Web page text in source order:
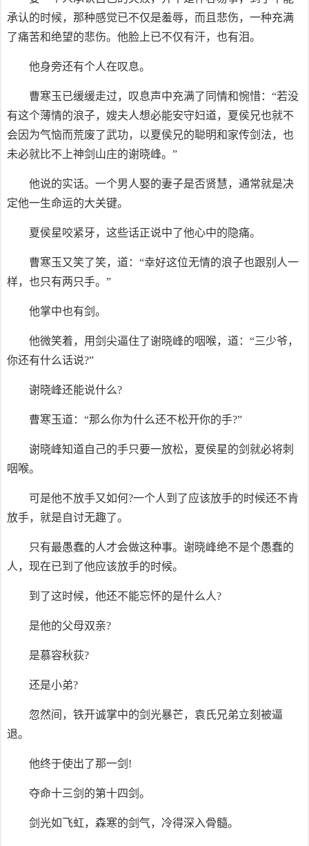
承认的时候，那种感觉已不仅是羞辱，而且悲伤，一种充满
了痛苦和绝望的悲伤。他脸上已不仅有汗，也有泪。
他身旁还有个人在叹息。
曹寒玉已缓缓走过，叹息声中充满了同情和惋惜：“若没
有这个薄情的浪子，嫂夫人想必能安守妇道，夏侯兄也就不
会因为气恼而荒废了武功，以夏侯兄的聪明和家传剑法，也
未必就比不上神剑山庄的谢晓峰。”
他说的实话。一个男人娶的妻子是否贤慧，通常就是决
定他一生命运的大关键。
夏侯星咬紧牙，这些话正说中了他心中的隐痛。
曹寒玉又笑了笑，道：“幸好这位无情的浪子也跟别人一
样，也只有两只手。”
他掌中也有剑。
他微笑着，用剑尖逼住了谢晓峰的咽喉，道：“三少爷，
你还有什么话说?”
谢晓峰还能说什么?
曹寒玉道：“那么你为什么还不松开你的手?”
谢晓峰知道自己的手只要一放松，夏侯星的剑就必将刺
咽喉。
可是他不放手又如何?一个人到了应该放手的时候还不肯
放手，就是自讨无趣了。
只有最愚蠢的人才会做这种事。谢晓峰绝不是个愚蠢的
人，现在已到了他应该放手的时候。
到了这时候，他还不能忘怀的是什么人?
是他的父母双亲?
是慕容秋荻?
还是小弟?
忽然间，铁开诚掌中的剑光暴芒，袁氏兄弟立刻被逼
退。
他终于使出了那一剑!
夺命十三剑的第十四剑。
剑光如飞虹，森寒的剑气，冷得深入骨髓。